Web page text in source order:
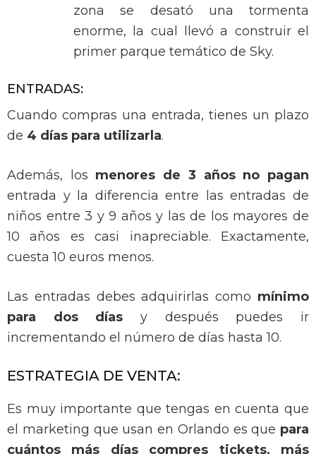
zona se desató una tormenta
enorme, la cual llevó a construir el
primer parque temático de Sky.
ENTRADAS:
Cuando compras una entrada, tienes un plazo
de 4 días para utilizarla.
Además, los menores de 3 años no pagan
entrada y la diferencia entre las entradas de
niños entre 3 y 9 años y las de los mayores de
10 años es casi inapreciable. Exactamente,
cuesta 10 euros menos.
Las entradas debes adquirirlas como mínimo
para dos días y después puedes ir
incrementando el número de días hasta 10.
ESTRATEGIA DE VENTA:
Es muy importante que tengas en cuenta que
el marketing que usan en Orlando es que para
cuántos más días compres tickets, más